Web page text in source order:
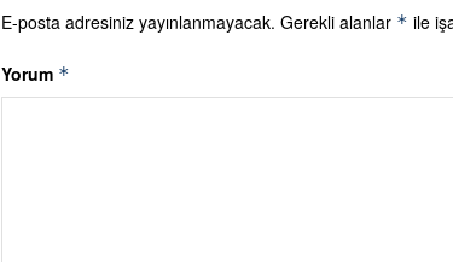
E-posta adresiniz yayınlanmayacak. Gerekli alanlar * ile
Yorum *